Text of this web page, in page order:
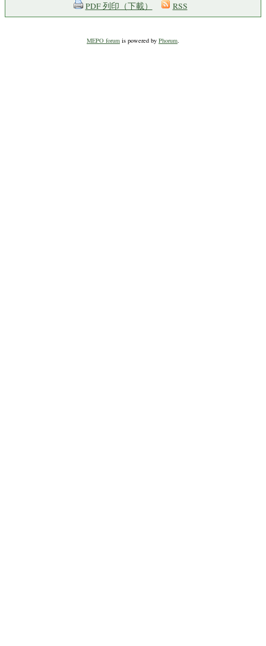
PDF 列印（下載）
RSS
MEPO forum is powered by Phorum.